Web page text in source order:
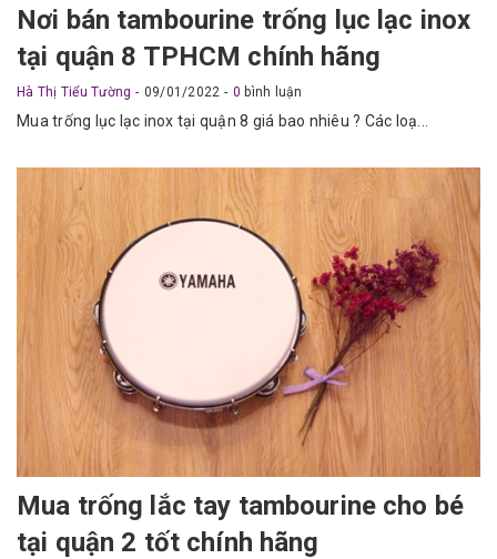
Nơi bán tambourine trống lục lạc inox
tại quận 8 TPHCM chính hãng
Hà Thị Tiểu Tường 09/01/2022 0 bình luận
Mua trống lục lạc inox tại quận 8 giá bao nhiêu ? Các loạ...
Mua trống lắc tay tambourine cho bé
tại quận 2 tốt chính hãng